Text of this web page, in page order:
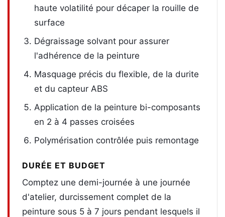
haute volatilité pour décaper la rouille de
surface
Dégraissage solvant pour assurer
l'adhérence de la peinture
Masquage précis du flexible, de la durite
et du capteur ABS
Application de la peinture bi-composants
en 2 à 4 passes croisées
Polymérisation contrôlée puis remontage
DURÉE ET BUDGET
Comptez une demi-journée à une journée
d'atelier, durcissement complet de la
peinture sous 5 à 7 jours pendant lesquels il